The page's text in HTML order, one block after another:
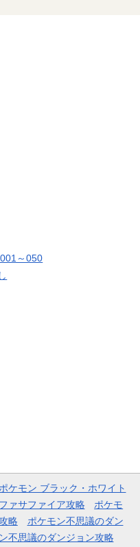
～050
ケモン ブラック・ホワイト
ァサファイア攻略
ポケモ
略
ポケモン不思議のダン
不思議のダンジョン攻略